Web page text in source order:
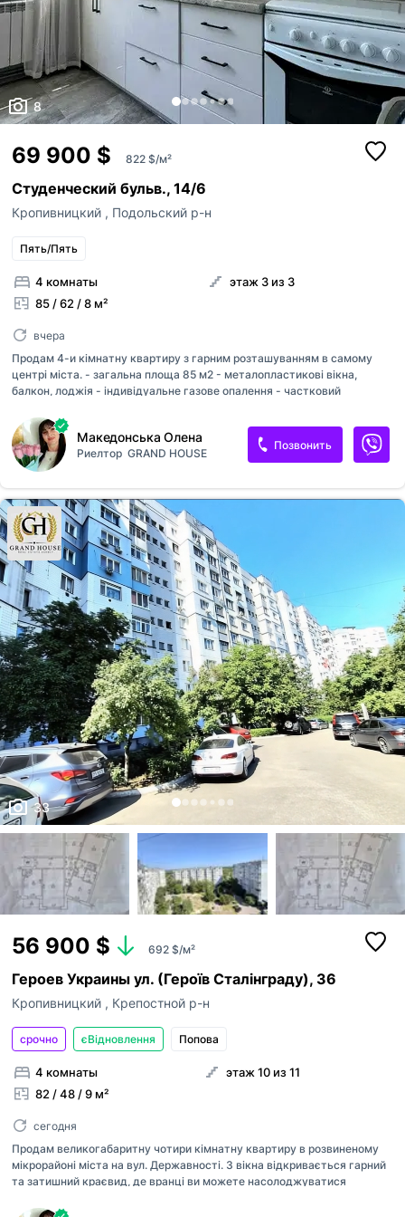
8
69 900 $ 822 $/м²
Студенческий бульв., 14/6
Кропивницкий , Подольский р-н
Пять/Пять
4 комнаты
85 / 62 / 8 м²
этаж 3 из 3
вчера
Продам 4-и кімнатну квартиру з гарним розташуванням в самому
центрі міста. - загальна площа 85 м2 - металопластикові вікна,
балкон, лоджія - індивідуальне газове опалення - частковий
ідеальному стані, залишилися косметичні роботи в кімнатах. Поряд
гарний, затишний та тихий двір, порядні сусіди, розвинена
інфраструктура, школа, садок, магазини, транспорт. Швидше
телефонуйте! Запрошую вас на огляд! № 213-132-797 Пропонуємо
вам: Бесплатні консультації та передпродажна оцінка нерухомості
любої складності. Рекламна компанія ваших обєктів та швидкий
продаж. Допомога в підбірці найкращих та найвигідніших пропозицій
нерухомо...
Македонська Олена
Риелтор GRAND HOUSE
Позвонить
33
56 900 $ 692 $/м²
Героев Украины ул. (Героїв Сталінграду), 36
Кропивницкий , Крепостной р-н
срочно єВідновлення Попова
4 комнаты
82 / 48 / 9 м²
этаж 10 из 11
сегодня
Продам великогабаритну чотири кімнатну квартиру в розвиненому
мікрорайоні міста на вул. Державності. З вікна відкривається гарний
та затишний краєвид, де вранці ви можете насолоджуватися
магазини, супермаркети, транспорт в любий район міста, школи ,
Пожаловаться
причина
зарегистрированных пользователей в роли
или “Владелец“.